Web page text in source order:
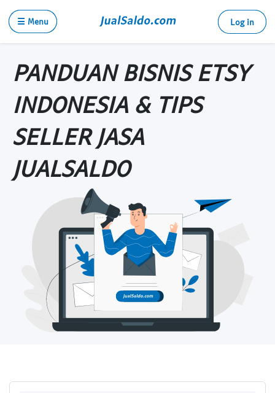
☰ Menu Log in
PANDUAN BISNIS ETSY
INDONESIA & TIPS
SELLER JASA
JUALSALDO